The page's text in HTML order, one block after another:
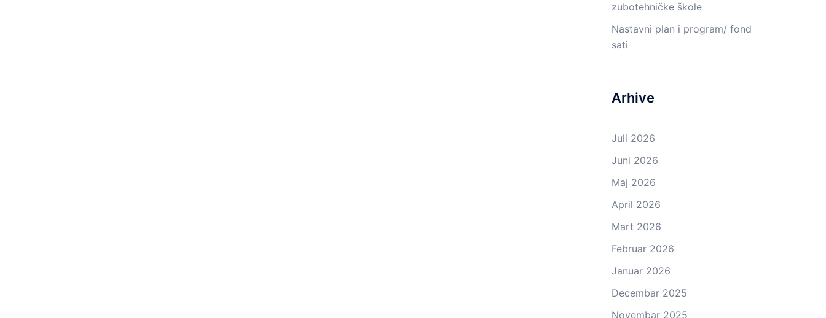
zubotehničke škole
Nastavni plan i program/ fond
sati
Arhive
Juli 2026
Juni 2026
Maj 2026
April 2026
Mart 2026
Februar 2026
Januar 2026
Decembar 2025
Novembar 2025